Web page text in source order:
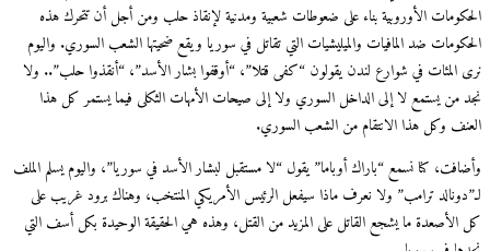
الحكومات الأوروبية بناء على ضعوطات شعبية ومدنية لإنقاذ حلب ومن أجل أن تتحرك هذه
الحكومات ضد المافيات والميليشيات التي تقاتل في سوريا ويقع ضحيتها الشعب السوري. واليوم
نرى المئات في شوارع لندن يقولون “كفى قتلا”، “أوقفوا بشار الأسد”، “أنقذوا حلب”.. ولا
نجد من يستمع لا إلى الداخل السوري ولا إلى صيحات الأمهات الثكلى فيما يستمر كل هذا
العنف وكل هذا الانتقام من الشعب السوري.
وأضافت، كنا نسمع “باراك أوباما” يقول “لا مستقبل لبشار الأسد في سوريا”، واليوم يسلم الملف
لـ”دونالد ترامب” ولا نعرف ماذا سيفعل الرئيس الأمريكي المنتخب، وهناك برود غريب على
كل الأصعدة ما يشجع القاتل على المزيد من القتل، وهذه هي الحقيقة الوحيدة بكل أسف التي